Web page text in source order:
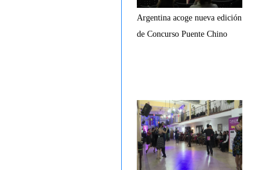
Argentina acoge nueva edición
de Concurso Puente Chino